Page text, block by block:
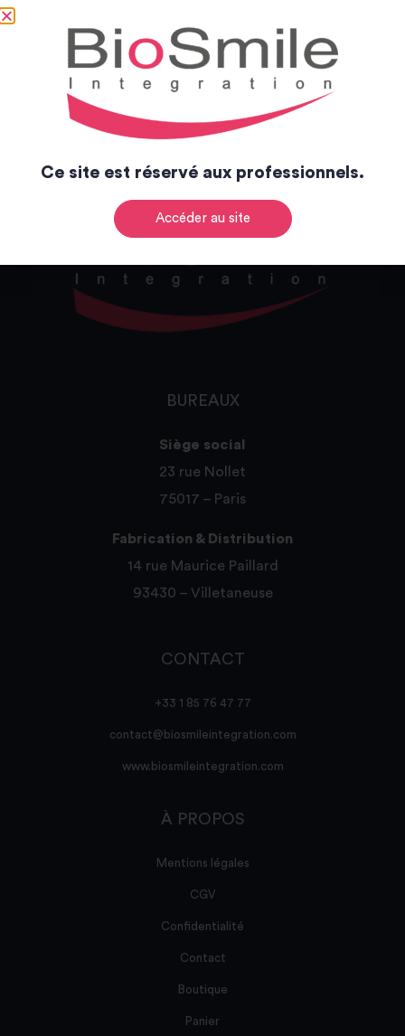
Notice et catalogue
Catalogue
BUREAUX
Siège social
23 rue Nollet
75017 – Paris
Fabrication & Distribution
14 rue Maurice Paillard
93430 – Villetaneuse
CONTACT
+33 1 85 76 47 77
contact@biosmileintegration.com
www.biosmileintegration.com
À PROPOS
Mentions légales
CGV
Confidentialité
Contact
Boutique
Panier
Ce site est réservé aux professionnels.
Accéder au site